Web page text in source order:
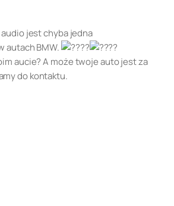
jest chyba jedna
autach BMW.
aucie? A może twoje auto jest za
do kontaktu.